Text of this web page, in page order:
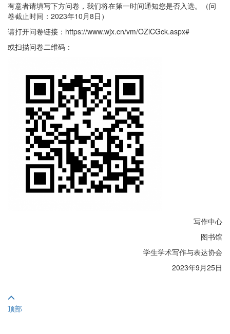
有意者请填写下方问卷，我们将在第一时间通知您是否入选。（问
卷截止时间：2023年10月8日）
请打开问卷链接：https://www.wjx.cn/vm/OZlCGck.aspx#
或扫描问卷二维码：
写作中心
图书馆
学生学术写作与表达协会
2023年9月25日
顶部